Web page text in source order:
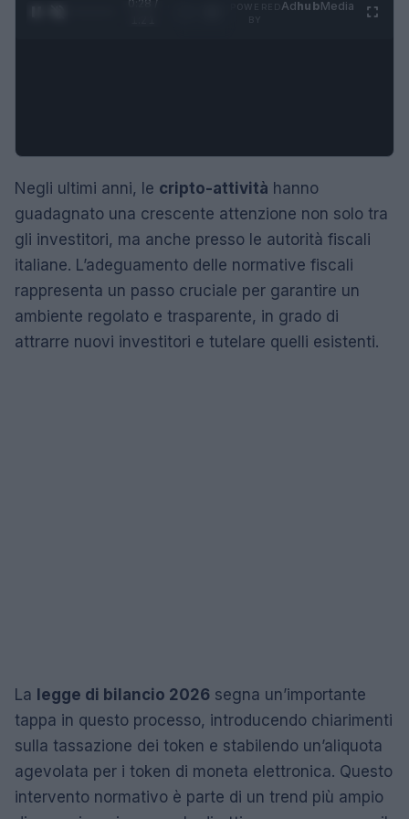
0:29 /
AdhubMedia
Negli ultimi anni, le cripto-attività hanno
guadagnato una crescente attenzione non solo tra
gli investitori, ma anche presso le autorità fiscali
italiane. L’adeguamento delle normative fiscali
rappresenta un passo cruciale per garantire un
ambiente regolato e trasparente, in grado di
attrarre nuovi investitori e tutelare quelli esistenti.
La legge di bilancio 2026 segna un’importante
tappa in questo processo, introducendo chiarimenti
sulla tassazione dei token e stabilendo un’aliquota
agevolata per i token di moneta elettronica. Questo
intervento normativo è parte di un trend più ampio